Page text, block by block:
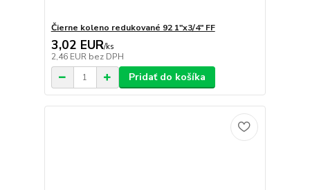
Čierne koleno redukované 92 1"x3/4" FF
3,02 EUR/ks
2,46 EUR bez DPH
Pridať do košíka